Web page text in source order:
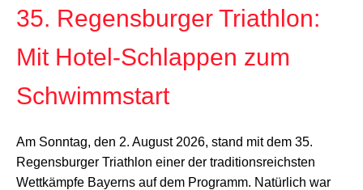
35. Regensburger Triathlon:
Mit Hotel-Schlappen zum
Schwimmstart
Am Sonntag, den 2. August 2026, stand mit dem 35.
Regensburger Triathlon einer der traditionsreichsten
Wettkämpfe Bayerns auf dem Programm. Natürlich war